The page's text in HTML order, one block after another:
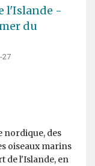
l'Islande -
du
27
nordique, des
oiseaux marins
de l'Islande, en